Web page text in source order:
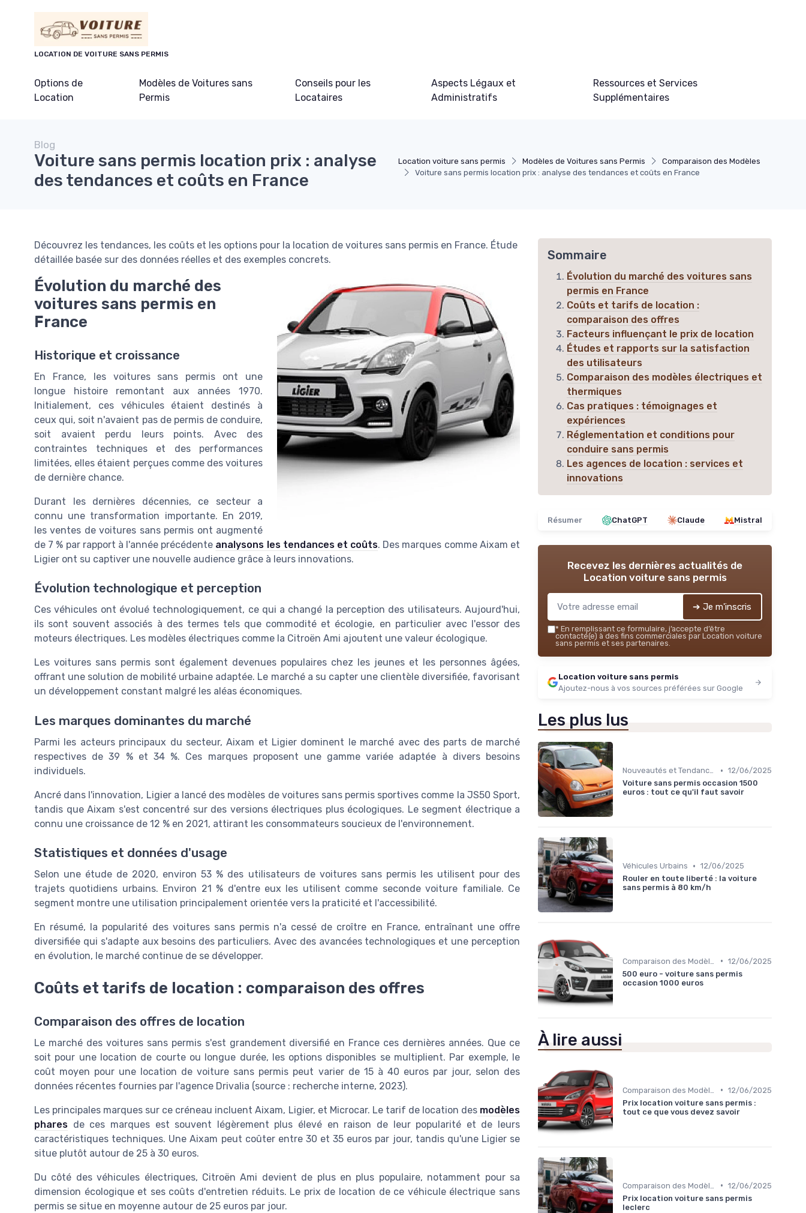
LOCATION DE VOITURE SANS PERMIS
Options de
Location
Modèles de Voitures sans
Permis
Conseils pour les
Locataires
Aspects Légaux et
Administratifs
Ressources et Services
Supplémentaires
Location voiture sans permis Modèles de Voitures sans Permis
Comparaison des Modèles
Voiture sans permis location prix : analyse des tendances et coûts en France
Blog
Voiture sans permis location prix : analyse
des tendances et coûts en France
Découvrez les tendances, les coûts et les options pour la location de voitures sans permis en France. Étude
détaillée basée sur des données réelles et des exemples concrets.
Évolution du marché des
voitures sans permis en
France
Historique et croissance
En France, les voitures sans permis ont une
longue histoire remontant aux années 1970.
Initialement, ces véhicules étaient destinés à
ceux qui, soit n'avaient pas de permis de conduire,
soit avaient perdu leurs points. Avec des
contraintes techniques et des performances
limitées, elles étaient perçues comme des voitures
de dernière chance.
Durant les dernières décennies, ce secteur a
connu une transformation importante. En 2019,
les ventes de voitures sans permis ont augmenté
de 7 % par rapport à l'année précédente analysons les tendances et coûts. Des marques comme Aixam et
Ligier ont su captiver une nouvelle audience grâce à leurs innovations.
Évolution technologique et perception
Ces véhicules ont évolué technologiquement, ce qui a changé la perception des utilisateurs. Aujourd'hui,
ils sont souvent associés à des termes tels que commodité et écologie, en particulier avec l'essor des
moteurs électriques. Les modèles électriques comme la Citroën Ami ajoutent une valeur écologique.
Les voitures sans permis sont également devenues populaires chez les jeunes et les personnes âgées,
offrant une solution de mobilité urbaine adaptée. Le marché a su capter une clientèle diversifiée, favorisant
un développement constant malgré les aléas économiques.
Les marques dominantes du marché
Parmi les acteurs principaux du secteur, Aixam et Ligier dominent le marché avec des parts de marché
respectives de 39 % et 34 %. Ces marques proposent une gamme variée adaptée à divers besoins
individuels.
Ancré dans l'innovation, Ligier a lancé des modèles de voitures sans permis sportives comme la JS50 Sport,
tandis que Aixam s'est concentré sur des versions électriques plus écologiques. Le segment électrique a
connu une croissance de 12 % en 2021, attirant les consommateurs soucieux de l'environnement.
Statistiques et données d'usage
Selon une étude de 2020, environ 53 % des utilisateurs de voitures sans permis les utilisent pour des
trajets quotidiens urbains. Environ 21 % d'entre eux les utilisent comme seconde voiture familiale. Ce
segment montre une utilisation principalement orientée vers la praticité et l'accessibilité.
En résumé, la popularité des voitures sans permis n'a cessé de croître en France, entraînant une offre
diversifiée qui s'adapte aux besoins des particuliers. Avec des avancées technologiques et une perception
en évolution, le marché continue de se développer.
Coûts et tarifs de location : comparaison des offres
Comparaison des offres de location
Le marché desvoitures sans permiss'est grandement diversifié en France ces dernières années. Que ce
soit pour une location de courte ou longue durée, les options disponibles se multiplient. Par exemple, le
coût moyen pour une location de voiture sans permis peut varier de 15 à 40 euros par jour, selon des
données récentes fournies par l'agence Drivalia (source : recherche interne, 2023).
Les principales marques sur ce créneau incluentAixam, Ligier, et Microcar. Le tarif de location desmodèles
phares de ces marques est souvent légèrement plus élevé en raison de leur popularité et de leurs
caractéristiques techniques. UneAixam peut coûter entre 30 et 35 euros par jour, tandis qu'uneLigierse
situe plutôt autour de 25 à 30 euros.
Du côté des véhicules électriques, Citroën Ami devient de plus en plus populaire, notamment pour sa
dimension écologique et ses coûts d'entretien réduits. Le prix de location de ce véhicule électrique sans
permis se situe en moyenne autour de 25 euros par jour.
Sommaire
Évolution du marché des voitures sans
permis en France
Coûts et tarifs de location :
comparaison des offres
Facteurs influençant le prix de location
Études et rapports sur la satisfaction
des utilisateurs
Comparaison des modèles électriques et
thermiques
Cas pratiques : témoignages et
expériences
Réglementation et conditions pour
conduire sans permis
Les agences de location : services et
innovations
Résumer ChatGPT Claude Mistral
Recevez les dernières actualités de
Location voiture sans permis
➔ Je m'inscris
* En remplissant ce formulaire, j’accepte d’être
contacté(e) à des fins commerciales par Location voiture
sans permis et ses partenaires.
Location voiture sans permis
Ajoutez-nous à vos sources préférées sur Google
Les plus lus
Nouveautés et Tendances • 12/06/2025
Voiture sans permis occasion 1500
euros : tout ce qu'il faut savoir
Véhicules Urbains • 12/06/2025
Rouler en toute liberté : la voiture
sans permis à 80 km/h
• 12/06/2025
500 euro - voiture sans permis
occasion 1000 euros
À lire aussi
• 12/06/2025
Prix location voiture sans permis :
tout ce que vous devez savoir
• 12/06/2025
Prix location voiture sans permis
leclerc